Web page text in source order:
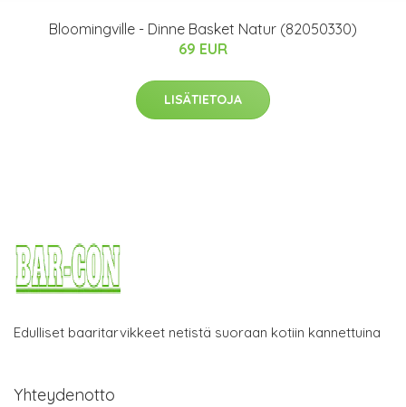
Bloomingville - Dinne Basket Natur (82050330)
69 EUR
LISÄTIETOJA
Edulliset baaritarvikkeet netistä suoraan kotiin kannettuina
Yhteydenotto